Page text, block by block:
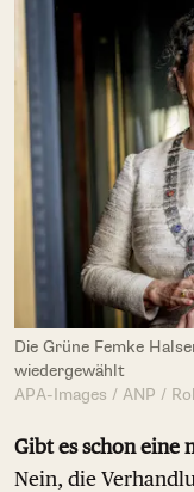
Die Grüne Femke
wiedergewählt
APA-Images / ANP /
Gibt es schon eine
Nein, die